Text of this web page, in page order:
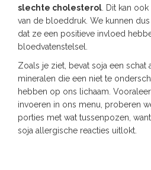
slechte cholesterol . Dit kan
van de bloeddruk. We kunnen
dat ze een positieve invloed
bloedvatenstelsel.
Zoals je ziet, bevat soja een schat
mineralen die een niet te
hebben op ons lichaam.
invoeren in ons menu, proberen
porties met wat tussenpozen,
soja allergische reacties uitlokt.